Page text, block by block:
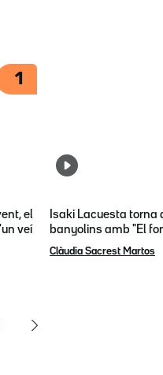
1
el
veí
Isaki Lacuesta torna
banyolins amb "El
Clàudia Sacrest Martos